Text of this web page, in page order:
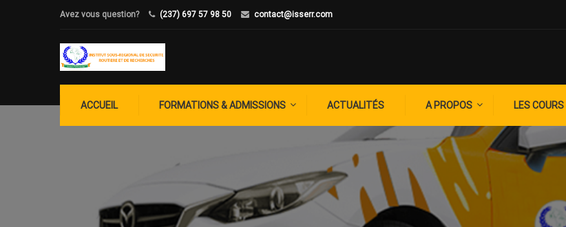
Avez vous question? (237) 697 57 98 50 contact@isserr.com
ACCUEIL FORMATIONS & ADMISSIONS ACTUALITÉS A PROPOS LES COURS